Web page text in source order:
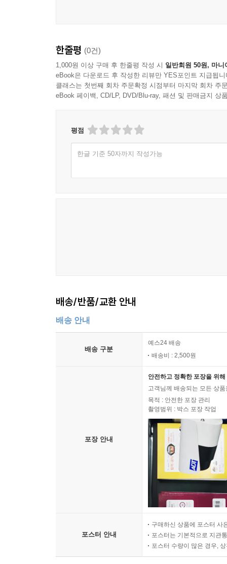
한줄평 (0건)
1,000원 이상 구매 후 한줄평 작성 시 일반회원 50원, 마니
eBook은 다운로드 후 작성한 리뷰만 YES포인트 지급됩니
클래스는 첫번째 회차 주문확정 시점부터 마지막 회차 주
eBook 페이백, CD/LP, DVD/Blu-ray, 패션 및 판매금지 상
평점
한글 기준 50자까지 작성가능
배송/반품/교환 안내
배송 안내
배송 구분
예스24 배송
배송비 : 2,500원
포장 안내
안전하고 정확한 포장을 위
고객님께 배송되는 모든 상
목적 : 안전한 포장 관리
촬영범위 : 박스 포장 작업
포스터 안내
구매하신 상품에 포스터 사
포스터는 기본적으로 지관
포스터 수량이 많은 경우,